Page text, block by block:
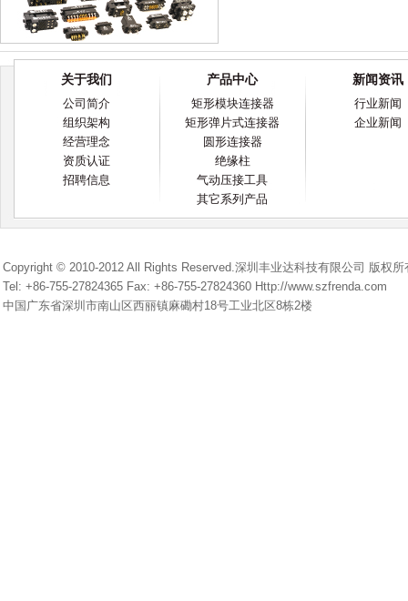
关于我们 产品中心 新闻资讯
公司简介 矩形模块连接器
行业新闻
组织架构
矩形弹片式连接器
企业新闻
经营理念
圆形连接器
资质认证
绝缘柱
招聘信息
气动压接工具
其它系列产品
Copyright © 2010-2012 All Rights Reserved.深圳丰业达科技有限公司 版权所
Tel: +86-755-27824365 Fax: +86-755-27824360 Http://www.szfrenda.com
中国广东省深圳市南山区西丽镇麻磡村18号工业北区8栋2楼